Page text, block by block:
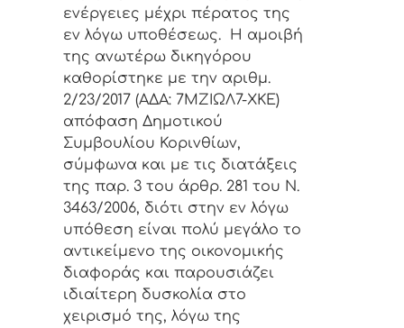
ενέργειες μέχρι πέρατος της
εν λόγω υποθέσεως. Η αμοιβή
της ανωτέρω δικηγόρου
καθορίστηκε με την αριθμ.
2/23/2017 (ΑΔΑ: 7ΜΖΙΩΛ7-ΧΚΕ)
απόφαση Δημοτικού
Συμβουλίου Κορινθίων,
σύμφωνα και με τις διατάξεις
της παρ. 3 του άρθρ. 281 του Ν.
3463/2006, διότι στην εν λόγω
υπόθεση είναι πολύ μεγάλο το
αντικείμενο της οικονομικής
διαφοράς και παρουσιάζει
ιδιαίτερη δυσκολία στο
χειρισμό της, λόγω της